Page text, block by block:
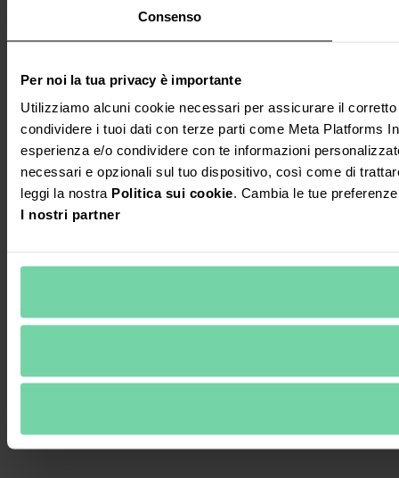
Consenso
Per noi la tua privacy è importante
Utilizziamo alcuni cookie necessari per assicurare il
condividere i tuoi dati con terze parti come Meta Platforms
esperienza e/o condividere con te informazioni
necessari e opzionali sul tuo dispositivo, così come di
leggi la nostra Politica sui cookie. Cambia le tue
I nostri partner